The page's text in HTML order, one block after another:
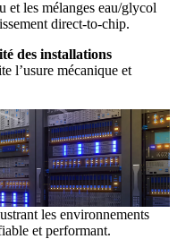
et les mélanges eau/glycol
direct-to-chip.
des installations
l’usure mécanique et
les environnements
et performant.